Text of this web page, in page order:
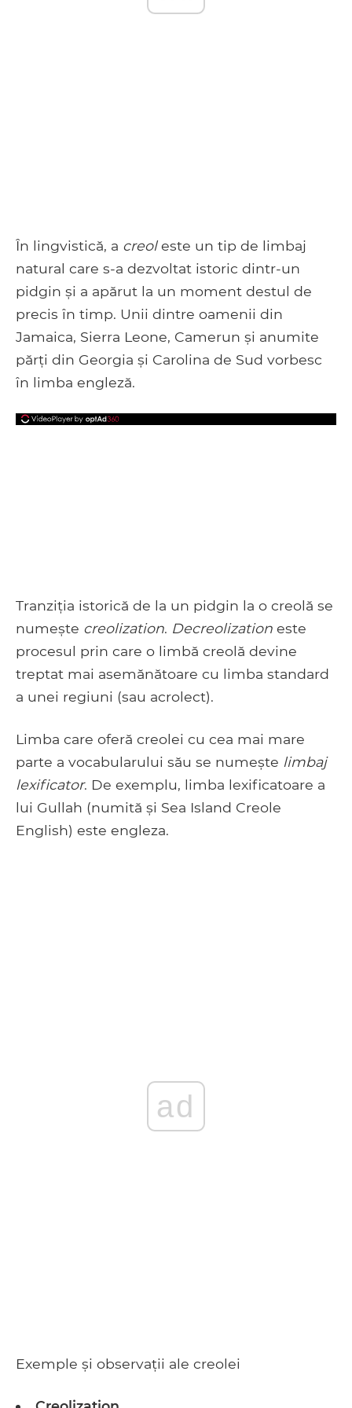
În lingvistică, a creoleste un tip de limbaj
natural care s-a dezvoltat istoric dintr-un
pidgin și a apărut la un moment destul de
precis în timp. Unii dintre oamenii din
Jamaica, Sierra Leone, Camerun și anumite
părți din Georgia și Carolina de Sud vorbesc
în limba engleză.
Tranziția istorică de la un pidgin la o creolă se
numește creolization. Decreolization este
procesul prin care o limbă creolă devine
treptat mai asemănătoare cu limba standard
a unei regiuni (sau acrolect).
Limba care oferă creolei cu cea mai mare
parte a vocabularului său se numește limbaj
lexificator. De exemplu, limba lexificatoare a
lui Gullah (numită și Sea Island Creole
English) este engleza.
ad
Exemple și observații ale creolei